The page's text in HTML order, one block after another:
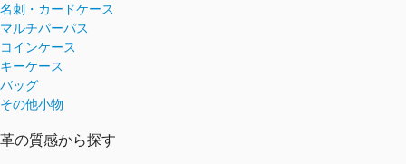
名刺・カードケース
マルチパーパス
コインケース
キーケース
バッグ
その他小物
革の質感から探す